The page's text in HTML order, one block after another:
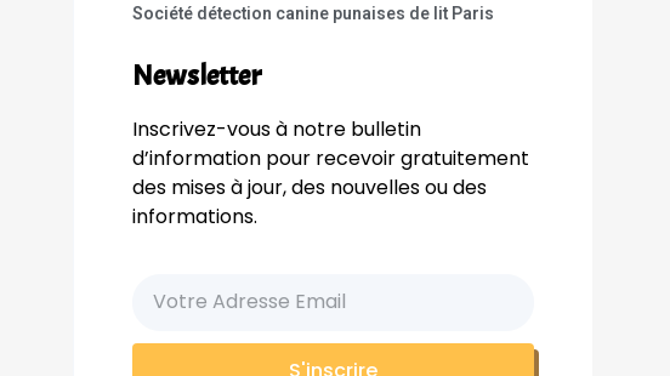
Société détection canine punaises de lit Paris
Newsletter
Inscrivez-vous à notre bulletin
d’information pour recevoir gratuitement
des mises à jour, des nouvelles ou des
informations.